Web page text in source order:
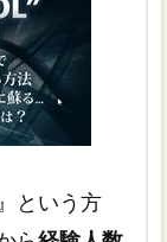
という方